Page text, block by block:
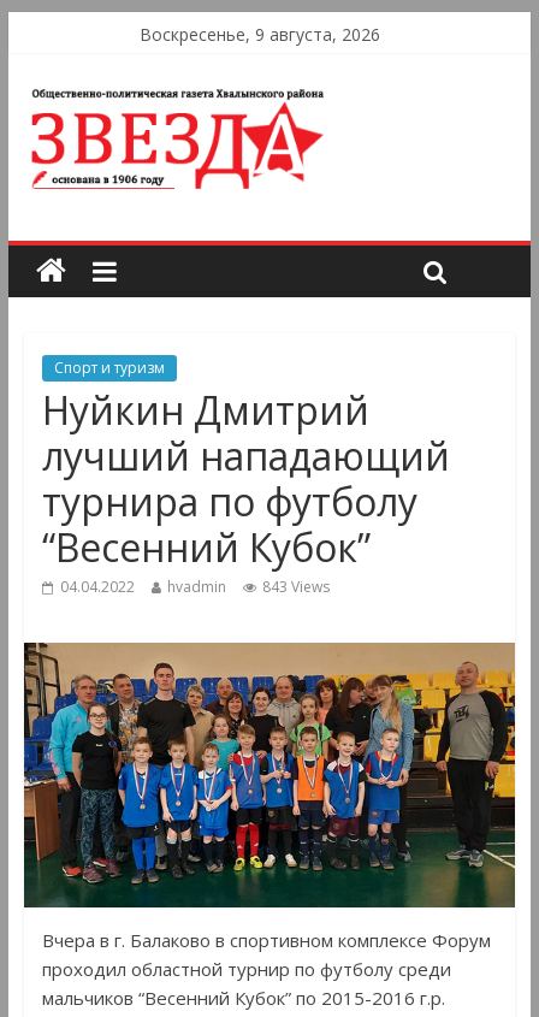
Воскресенье, 9 августа, 2026
Спорт и туризм
Нуйкин Дмитрий
лучший нападающий
турнира по футболу
“Весенний Кубок”
04.04.2022 hvadmin 843 Views
Вчера в г. Балаково в спортивном комплексе Форум
проходил областной турнир по футболу среди
мальчиков “Весенний Кубок” по 2015-2016 г.р.